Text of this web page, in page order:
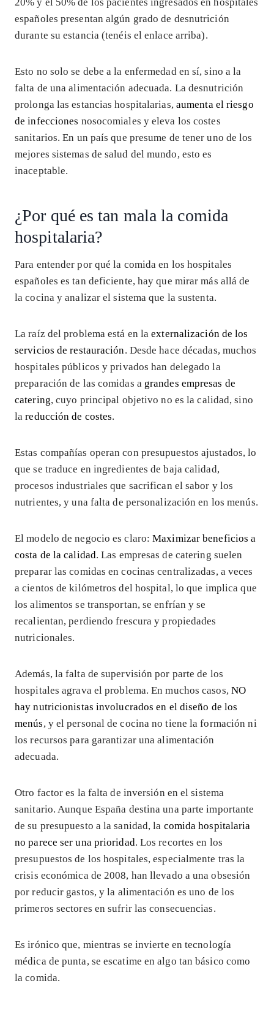
españoles presentan algún grado de desnutrición
durante su estancia (tenéis el enlace arriba).
Esto no solo se debe a la enfermedad en sí, sino a la
falta de una alimentación adecuada. La desnutrición
prolonga las estancias hospitalarias, aumenta el riesgo
de infecciones nosocomiales y eleva los costes
sanitarios. En un país que presume de tener uno de los
mejores sistemas de salud del mundo, esto es
inaceptable.
¿Por qué es tan mala la comida
hospitalaria?
Para entender por qué la comida en los hospitales
españoles es tan deficiente, hay que mirar más allá de
la cocina y analizar el sistema que la sustenta.
La raíz del problema está en laexternalización de los
servicios de restauración. Desde hace décadas, muchos
hospitales públicos y privados han delegado la
preparación de las comidas a grandes empresas de
catering, cuyo principal objetivo no es la calidad, sino
lareducción de costes.
Estas compañías operan con presupuestos ajustados, lo
que se traduce en ingredientes de baja calidad,
procesos industriales que sacrifican el sabor y los
nutrientes, y una falta de personalización en los menús.
El modelo de negocio es claro:Maximizar beneficios a
costa de la calidad. Las empresas de catering suelen
preparar las comidas en cocinas centralizadas, a veces
a cientos de kilómetros del hospital, lo que implica que
los alimentos se transportan, se enfrían y se
recalientan, perdiendo frescura y propiedades
nutricionales.
Además, la falta de supervisión por parte de los
hospitales agrava el problema. En muchos casos, NO
hay nutricionistas involucrados en el diseño de los
menús, y el personal de cocina no tiene la formación ni
los recursos para garantizar una alimentación
adecuada.
Otro factor es la falta de inversión en el sistema
sanitario. Aunque España destina una parte importante
de su presupuesto a la sanidad, la comida hospitalaria
no parece ser una prioridad. Los recortes en los
presupuestos de los hospitales, especialmente tras la
crisis económica de 2008, han llevado a una obsesión
por reducir gastos, y la alimentación es uno de los
primeros sectores en sufrir las consecuencias.
Es irónico que, mientras se invierte en tecnología
médica de punta, se escatime en algo tan básico como
la comida.